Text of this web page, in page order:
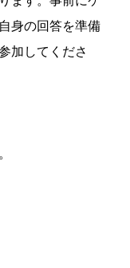
身の回答を準備
加してくださ